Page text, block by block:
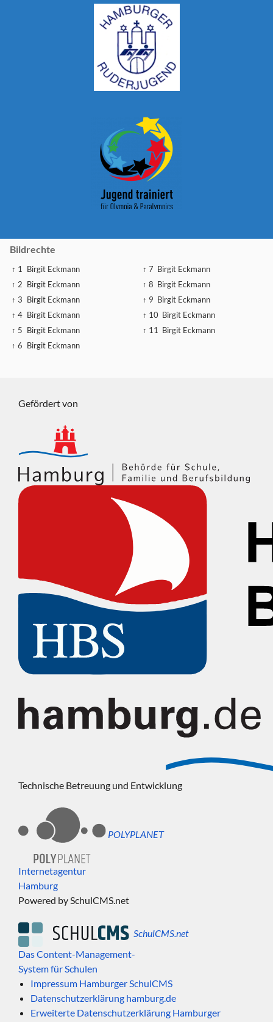
Bildrechte
↑ 1 Birgit Eckmann
↑ 2 Birgit Eckmann
↑ 3 Birgit Eckmann
↑ 4 Birgit Eckmann
↑ 5 Birgit Eckmann
↑ 6 Birgit Eckmann
↑ 7 Birgit Eckmann
↑ 8 Birgit Eckmann
↑ 9 Birgit Eckmann
↑ 10 Birgit Eckmann
↑ 11 Birgit Eckmann
Gefördert von
Technische Betreuung und Entwicklung
POLYPLANET
Internetagentur
Hamburg
Powered by SchulCMS.net
SchulCMS.net
Das Content-Management-
System für Schulen
Impressum Hamburger SchulCMS
Datenschutzerklärung hamburg.de
Erweiterte Datenschutzerklärung Hamburger